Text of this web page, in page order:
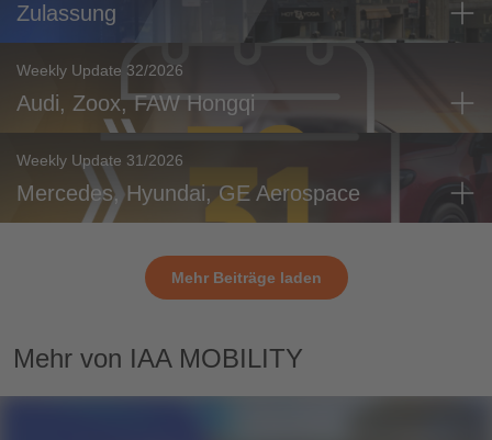
Zulassung
Weekly Update 32/2026
Audi, Zoox, FAW Hongqi
Weekly Update 31/2026
Mercedes, Hyundai, GE Aerospace
Mehr Beiträge laden
Mehr von IAA MOBILITY